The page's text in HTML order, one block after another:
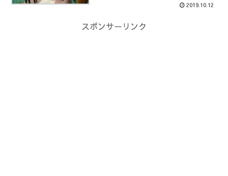
2019.10.12
スポンサーリンク